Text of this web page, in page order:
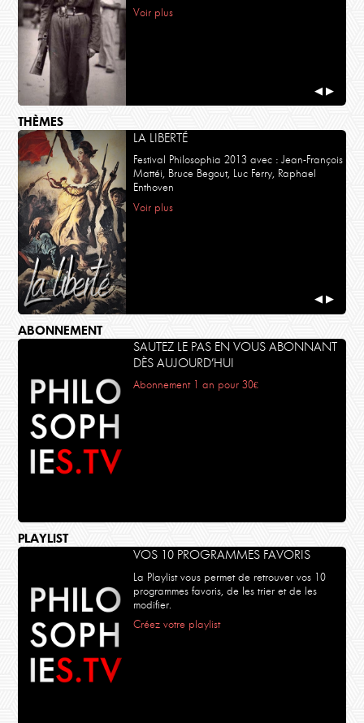
Voir plus
◀ ▶
THÈMES
LA LIBERTÉ
Festival Philosophia 2013 avec : Jean-François
Mattéi, Bruce Begout, Luc Ferry, Raphael
Enthoven
Voir plus
◀ ▶
ABONNEMENT
SAUTEZ LE PAS EN VOUS ABONNANT
DÈS AUJOURD’HUI
Abonnement 1 an pour 30€
PLAYLIST
VOS 10 PROGRAMMES FAVORIS
La Playlist vous permet de retrouver vos 10
programmes favoris, de les trier et de les
modifier.
Créez votre playlist